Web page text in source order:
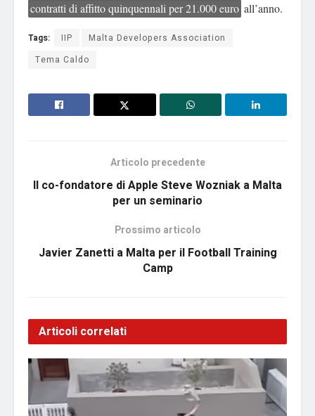
contratti di affitto quinquennali per 21.000 euro all’anno.
Tags: IIP
Malta Developers Association
Tema Caldo
Articolo precedente
Il co-fondatore di Apple Steve Wozniak a Malta
per un seminario
Prossimo articolo
Javier Zanetti a Malta per il Football Training
Camp
Articoli correlati